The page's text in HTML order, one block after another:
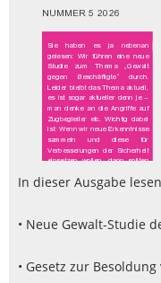
In dieser Ausgabe
• Neue Gewalt-Studie
• Gesetz zur